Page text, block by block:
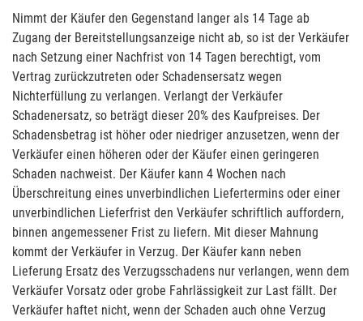
Nimmt der Käufer den Gegenstand langer als 14 Tage ab
Zugang der Bereitstellungsanzeige nicht ab, so ist der Verkäufer
nach Setzung einer Nachfrist von 14 Tagen berechtigt, vom
Vertrag zurückzutreten oder Schadensersatz wegen
Nichterfüllung zu verlangen. Verlangt der Verkäufer
Schadenersatz, so beträgt dieser 20% des Kaufpreises. Der
Schadensbetrag ist höher oder niedriger anzusetzen, wenn der
Verkäufer einen höheren oder der Käufer einen geringeren
Schaden nachweist. Der Käufer kann 4 Wochen nach
Überschreitung eines unverbindlichen Liefertermins oder einer
unverbindlichen Lieferfrist den Verkäufer schriftlich auffordern,
binnen angemessener Frist zu liefern. Mit dieser Mahnung
kommt der Verkäufer in Verzug. Der Käufer kann neben
Lieferung Ersatz des Verzugsschadens nur verlangen, wenn dem
Verkäufer Vorsatz oder grobe Fahrlässigkeit zur Last fällt. Der
Verkäufer haftet nicht, wenn der Schaden auch ohne Verzug